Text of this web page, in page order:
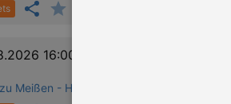
16:00
Meißen - Hochstift Meißen